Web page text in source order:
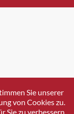
Sie unserer
von Cookies zu.
Sie zu verbessern.